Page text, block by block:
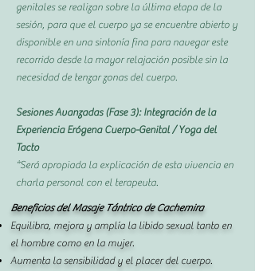
genitales se realizan sobre la última etapa de la
sesión, para que el cuerpo ya se encuentre abierto y
disponible en una sintonía fina para navegar este
recorrido desde la mayor relajación posible sin la
necesidad de tenzar zonas del cuerpo.
Sesiones Avanzadas (Fase 3): Integración de la
Experiencia Erógena Cuerpo-Genital / Yoga del
Tacto
*Será apropiada la explicación de esta vivencia en
charla personal con el terapeuta.
Beneficios del Masaje Tántrico de Cachemira
Equilibra, mejora y amplía la libido sexual tanto en
el hombre como en la mujer.
Aumenta la sensibilidad y el placer del cuerpo.